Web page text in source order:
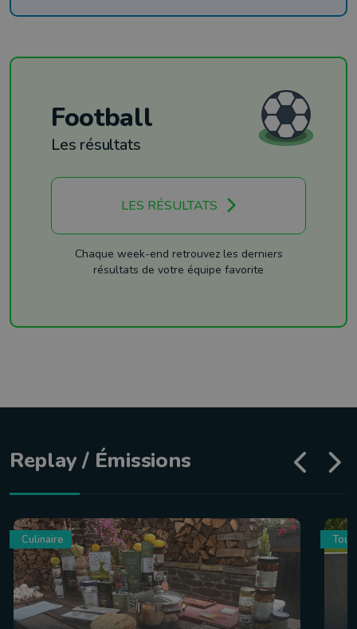
Football
Les résultats
LES RÉSULTATS
Chaque week-end retrouvez les derniers
résultats de votre équipe favorite
Replay / Émissions
Culinaire